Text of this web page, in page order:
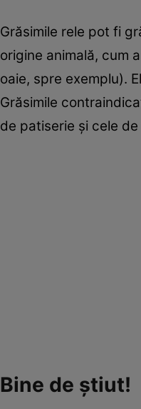
Grăsimile rele pot fi
origine animală, cum
oaie, spre exemplu).
Grăsimile
de patiserie şi cele
Bine de ştiut!